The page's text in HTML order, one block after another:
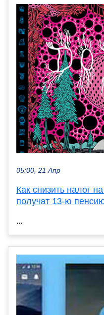
05:00, 21 Апр
Как снизить налог
получат 13-ю
...